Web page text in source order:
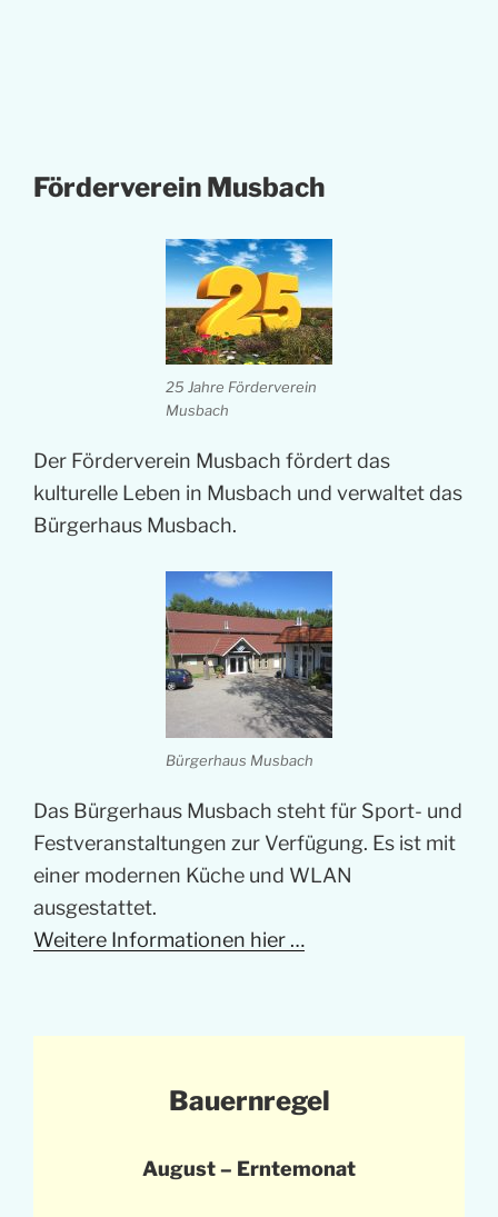
Förderverein Musbach
25 Jahre Förderverein
Musbach
Der Förderverein Musbach fördert das
kulturelle Leben in Musbach und verwaltet das
Bürgerhaus Musbach.
Bürgerhaus Musbach
Das Bürgerhaus Musbach steht für Sport- und
Festveranstaltungen zur Verfügung. Es ist mit
einer modernen Küche und WLAN
ausgestattet.
Weitere Informationen hier …
Bauernregel
August – Erntemonat